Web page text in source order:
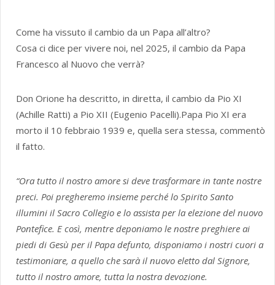
Come ha vissuto il cambio da un Papa all’altro?
Cosa ci dice per vivere noi, nel 2025, il cambio da Papa
Francesco al Nuovo che verrà?
Don Orione ha descritto, in diretta, il cambio da Pio XI
(Achille Ratti) a Pio XII (Eugenio Pacelli).Papa Pio XI era
morto il 10 febbraio 1939 e, quella sera stessa, commentò
il fatto.
“Ora tutto il nostro amore si deve trasformare in tante nostre
preci. Poi pregheremo insieme perché lo Spirito Santo
illumini il Sacro Collegio e lo assista per la elezione del nuovo
Pontefice. E così, mentre deponiamo le nostre preghiere ai
piedi di Gesù per il Papa defunto, disponiamo i nostri cuori a
testimoniare, a quello che sarà il nuovo eletto dal Signore,
tutto il nostro amore, tutta la nostra devozione.